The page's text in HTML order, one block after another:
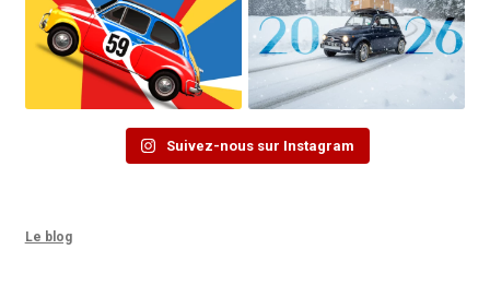
Suivez-nous sur Instagram
Le blog